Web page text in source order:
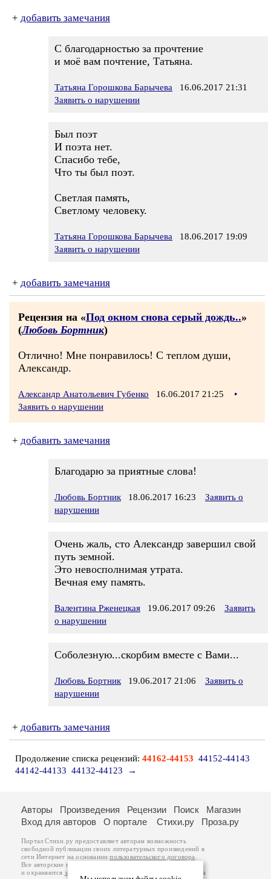
+ добавить замечания
С благодарностью за прочтение
и моё вам почтение, Татьяна.
Татьяна Горошкова Барычева 16.06.2017 21:31
Заявить о нарушении
Был поэт
И поэта нет.
Спасибо тебе,
Что ты был поэт.
Светлая память,
Светлому человеку.
Татьяна Горошкова Барычева 18.06.2017 19:09
Заявить о нарушении
+ добавить замечания
Рецензия на «Под окном снова серый дождь..»
(Любовь Бортник)
Отлично! Мне понравилось! С теплом души,
Александр.
Александр Анатольевич Губенко 16.06.2017 21:25
•
Заявить о нарушении
+ добавить замечания
Благодарю за приятные слова!
Любовь Бортник 18.06.2017 16:23
Заявить о
нарушении
Очень жаль, сто Александр завершил свой
путь земной.
Это невосполнимая утрата.
Вечная ему память.
Валентина Рженецкая 19.06.2017 09:26
Заявить
о нарушении
Соболезную...скорбим вместе с Вами...
Любовь Бортник 19.06.2017 21:06
Заявить о
нарушении
+ добавить замечания
Продолжение списка рецензий: 44162-44153 44152-44143
44142-44133 44132-44123 →
Авторы Произведения Рецензии Поиск
Магазин
Вход для авторов
О портале Стихи.ру Проза.ру
Портал Стихи.ру предоставляет авторам возможность
свободной публикации своих литературных произведений в
сети Интернет на основаниипользовательского договора
Все авторские права на произведения принадлежат авторам
и охраняются законом
. Перепечатка произведений возможна